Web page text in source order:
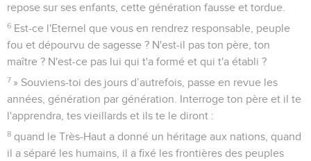
repose sur ses enfants, cette génération fausse et tordue.
6 Est-ce l'Eternel que vous en rendrez responsable, peuple
fou et dépourvu de sagesse ? N'est-il pas ton père, ton
maître ? N'est-ce pas lui qui t'a formé et qui t'a établi ?
7 » Souviens-toi des jours d’autrefois, passe en revue les
années, génération par génération. Interroge ton père et il te
l'apprendra, tes vieillards et ils te le diront :
8 quand le Très-Haut a donné un héritage aux nations, quand
il a séparé les humains, il a fixé les frontières des peuples